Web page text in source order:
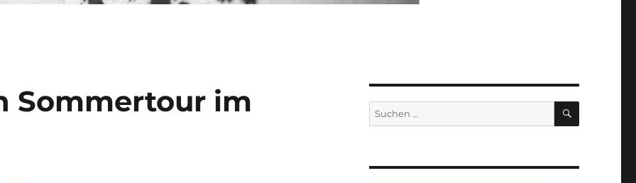
Sommertour im
Suchen
nach:
SUCHEN